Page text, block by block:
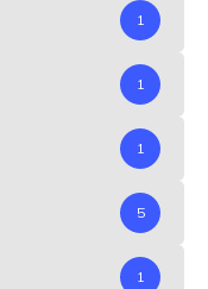
1
1
1
5
1